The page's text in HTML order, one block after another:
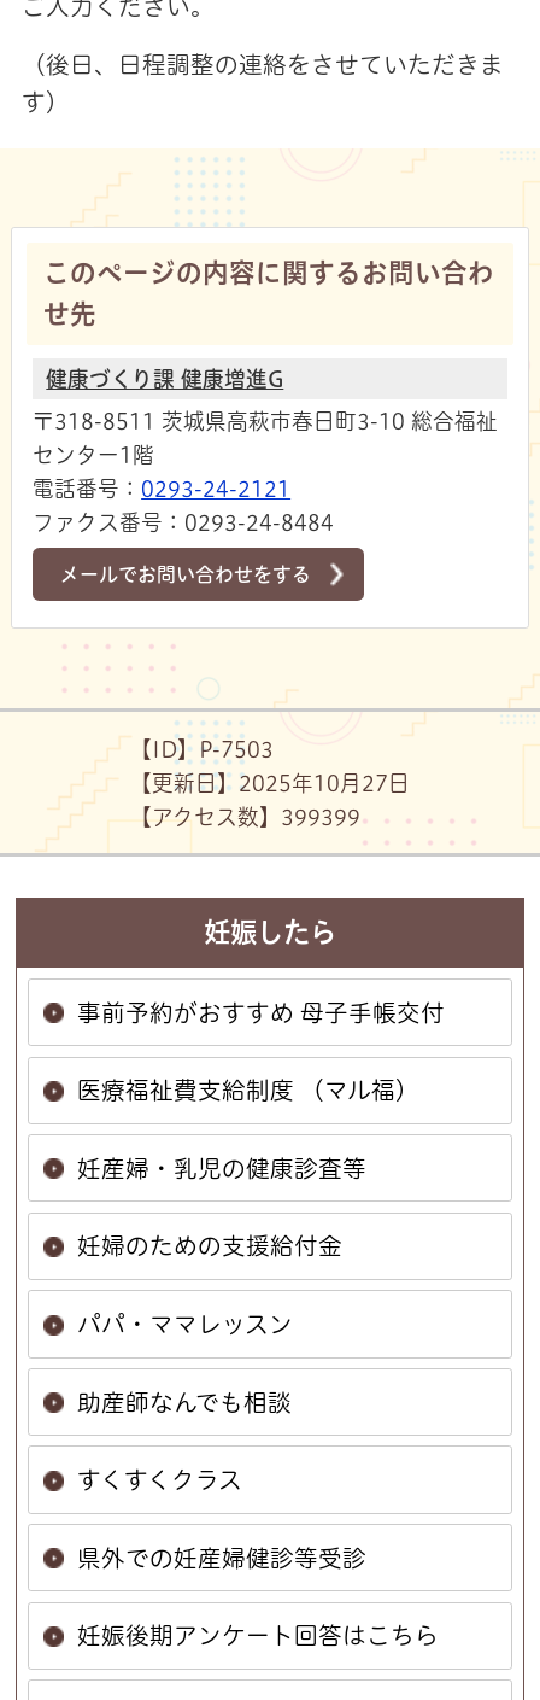
ご入力ください。
（後日、日程調整の連絡をさせていただきま
す）
このページの内容に関するお問い合わ
せ先
健康づくり課 健康増進G
〒318-8511 茨城県高萩市春日町3-10 総合福祉
センター1階
電話番号： 0293-24-2121
ファクス番号：0293-24-8484
メールでお問い合わせをする
【ID】 P-7503
【更新日】 2025年10月27日
【アクセス数】 399399
妊娠したら
事前予約がおすすめ 母子手帳交付
医療福祉費支給制度 （マル福）
妊産婦・乳児の健康診査等
妊婦のための支援給付金
パパ・ママレッスン
助産師なんでも相談
すくすくクラス
県外での妊産婦健診等受診
妊娠後期アンケート回答はこちら